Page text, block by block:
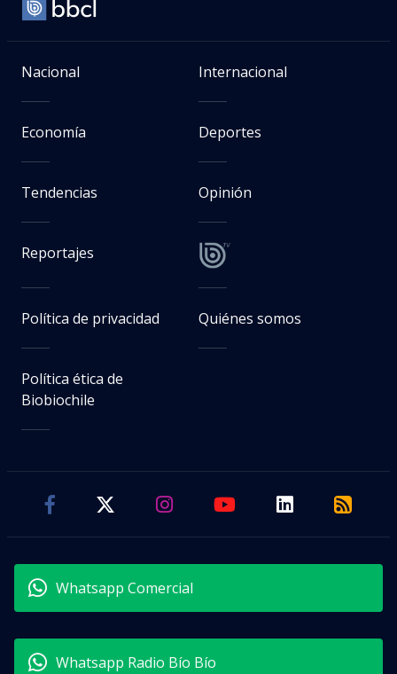
Nacional Internacional
Economía Deportes
Tendencias Opinión
Reportajes
Política de privacidad Quiénes somos
Política ética de
Biobiochile
Whatsapp Comercial
Whatsapp Radio Bío Bío